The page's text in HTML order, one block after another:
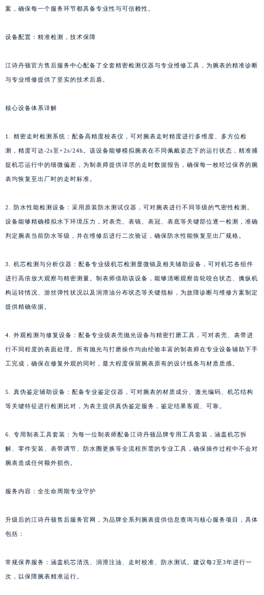
案，确保每一个服务环节都具备专业性与可信赖性。
设备配置：精准检测，技术保障
江诗丹顿官方售后服务中心配备了全套精密检测仪器与专业维修工具，为腕表的精准诊断
与专业维修提供了坚实的技术后盾。
核心设备体系详解
1. 精密走时检测系统：配备高精度校表仪，可对腕表走时精度进行多维度、多方位检
测，精度可达-2s至+2s/24h。该设备能够模拟腕表在不同佩戴姿态下的运行状态，精准捕
捉机芯运行中的细微偏差，为制表师提供详尽的走时数据报告，确保每一枚经过保养的腕
表均恢复至出厂时的走时标准。
2. 防水性能检测设备：采用原装防水测试仪器，可对腕表进行不同等级的气密性检测。
设备能够精确模拟水下环境压力，对表壳、表镜、表冠、表底等关键部位逐一检测，准确
判定腕表当前防水等级，并在维修后进行二次验证，确保防水性能恢复至出厂规格。
3. 机芯检测与分析仪器：配备专业级机芯检测显微镜及相关辅助设备，可对机芯各组件
进行高倍放大观察与精密测量。制表师借助该设备，能够清晰观察齿轮咬合状态、擒纵机
构运转情况、游丝弹性状况以及润滑油分布状态等关键指标，为故障诊断与维修方案制定
提供精确依据。
4. 外观检测与修复设备：配备专业级表壳抛光设备与精密打磨工具，可对表壳、表带进
行不同程度的表面处理。所有抛光与打磨操作均由经验丰富的制表师在专业设备辅助下手
工完成，确保在修复外观的同时，最大程度保留腕表原有的设计线条与材质质感。
5. 真伪鉴定辅助设备：配备专业鉴定仪器，可对腕表的材质成分、激光编码、机芯结构
等关键特征进行检测比对，为表主提供真伪鉴定服务，鉴定结果客观、可靠。
6. 专用制表工具套装：为每一位制表师配备江诗丹顿品牌专用工具套装，涵盖机芯拆
解、零件安装、表带调节、防水圈更换等全流程所需的专业工具，确保操作过程中不会对
腕表造成任何额外损伤。
服务内容：全生命周期专业守护
升级后的江诗丹顿售后服务官网，为品牌全系列腕表提供信息查询与核心服务项目，具体
包括：
常规保养服务：涵盖机芯清洗、润滑注油、走时校准、防水测试。建议每2至3年进行一
次，以保障腕表精准运行。